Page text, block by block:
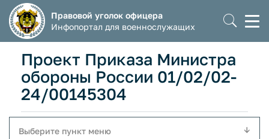
Правовой уголок офицера
Инфопортал для военнослужащих
Проект Приказа Министра
обороны России 01/02/02-
24/00145304
Выберите пункт меню